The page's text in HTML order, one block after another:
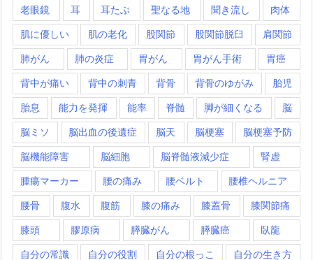
老眼鏡 耳 耳たぶ 聖なる地 聞き流し 肉体
肌に優しい 肌の老化 股関節 股関節脱臼 肩関節
肺がん 肺の炎症 胃がん 胃がん手術 胃癌
背中が痛い 背中の刺青 背骨 背骨のゆがみ 胎児
胎息 能力を発揮 能率 脊髄 脚が細くなる 脳
脳ミソ 脳出血の後遺症 脳天 脳梗塞 脳梗塞予防
脳機能障害 脳細胞 脳脊髄液減少症 腎虚
腫瘍マーカー 腰の痛み 腰ベルト 腰椎ヘルニア
腰骨 腹水 腹筋 膝の痛み 膝蓋骨 膝関節痛
膝頭 膠原病 膵臓がん 膵臓癌 臥龍
自分の常識 自分の役割 自分の根っこ 自分の生き方